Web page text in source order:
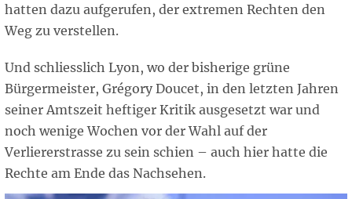
hatten dazu aufgerufen, der extremen Rechten den
Weg zu verstellen.
Und schliesslich Lyon, wo der bisherige grüne
Bürgermeister, Grégory Doucet, in den letzten Jahren
seiner Amtszeit heftiger Kritik ausgesetzt war und
noch wenige Wochen vor der Wahl auf der
Verliererstrasse zu sein schien – auch hier hatte die
Rechte am Ende das Nachsehen.